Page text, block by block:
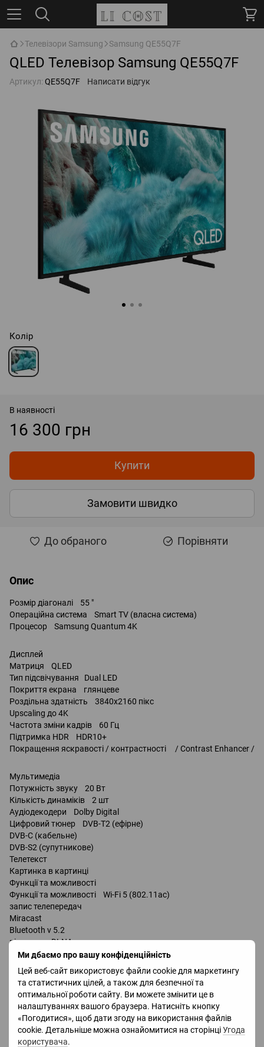
Ми дбаємо про вашу конфіденційність
Цей веб-сайт використовує файли cookie для маркетингу
та статистичних цілей, а також для безпечної та
оптимальної роботи сайту. Ви можете змінити це в
налаштуваннях вашого браузера. Натисніть кнопку
«Погодитися», щоб дати згоду на використання файлів
cookie. Детальніше можна ознайомитися на сторінціУгода
користувача.
Телевізори Samsung Samsung QE55Q7F
QLED Телевізор Samsung QE55Q7F
Артикул: QE55Q7F Написати відгук
Колір
В наявності
16 300 грн
Купити
Замовити швидко
До обраного Порівняти
Опис
Розмір діагоналі 55 "
Операційна система Smart TV (власна система)
Процесор Samsung Quantum 4K
Дисплей
Матриця QLED
Тип підсвічування Dual LED
Покриття екрана глянцеве
Роздільна здатність 3840x2160 пікс
Upscaling до 4K
Частота зміни кадрів 60 Гц
Підтримка HDR HDR10+
Покращення яскравості / контрастності / Contrast Enhancer /
Мультимедіа
Потужність звуку 20 Вт
Кількість динаміків 2 шт
Аудіодекодери Dolby Digital
Цифровий тюнер DVB-T2 (ефірне)
DVB-C (кабельне)
DVB-S2 (супутникове)
Телетекст
Картинка в картинці
Функції та можливості
Функції та можливості Wi-Fi 5 (802.11ac)
запис телепередач
Miracast
Bluetooth v 5.2
підтримка DLNA
керування голосом
Amazon Alexa
Google Assistant
Bixby
Роз'єми
Входи USB 2 шт
LAN